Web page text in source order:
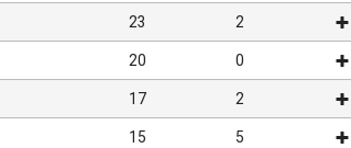
23 2
20 0
17 2
15 5